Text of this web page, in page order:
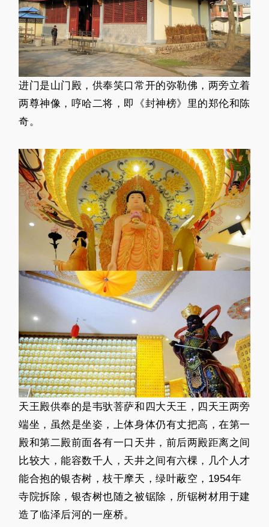
进门是山门殿，供奉笑口常开的弥勒佛，两旁立着
两尊神像，哼哈二将，即《封神榜》里的郑伦和陈
奇。
天王殿供奉的是韦驮菩萨和四大天王，四天王两旁
端坐，虽然是坐姿，上体身体仍有丈把高，在第一
殿和第二殿前面各有一口天井，前后两殿距离之间
比较大，能容数千人，天井之间有六棵，几个人才
能合抱的银杏树，枝干摩天，绿叶蔽空，1954年
寺院拆除，银杏树也随之被锯除，所锯树材用于建
造了临泽后河的一座桥。